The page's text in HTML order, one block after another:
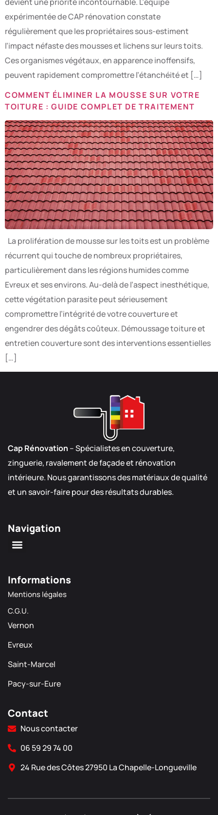
expérimentée de CAP rénovation constate
régulièrement que les propriétaires sous-estiment
l’impact néfaste des mousses et lichens sur leurs toits.
Ces organismes végétaux, en apparence inoffensifs,
peuvent rapidement compromettre l’étanchéité et […]
COMMENT ÉLIMINER LA MOUSSE SUR VOTRE
TOITURE : GUIDE COMPLET DE TRAITEMENT
La prolifération de mousse sur les toits est un problème
récurrent qui touche de nombreux propriétaires,
particulièrement dans les régions humides comme
Evreux et ses environs. Au-delà de l’aspect inesthétique,
cette végétation parasite peut sérieusement
compromettre l’intégrité de votre couverture et
engendrer des dégâts coûteux. Démoussage toiture et
entretien couverture sont des interventions essentielles
[…]
Cap Rénovation – Spécialistes en couverture,
zinguerie, ravalement de façade et rénovation
intérieure. Nous garantissons des matériaux de qualité
et un savoir-faire pour des résultats durables.
Navigation
Informations
Mentions légales
C.G.U.
Vernon
Evreux
Saint-Marcel
Pacy-sur-Eure
Contact
Nous contacter
06 59 29 74 00
24 Rue des Côtes 27950 La Chapelle-Longueville